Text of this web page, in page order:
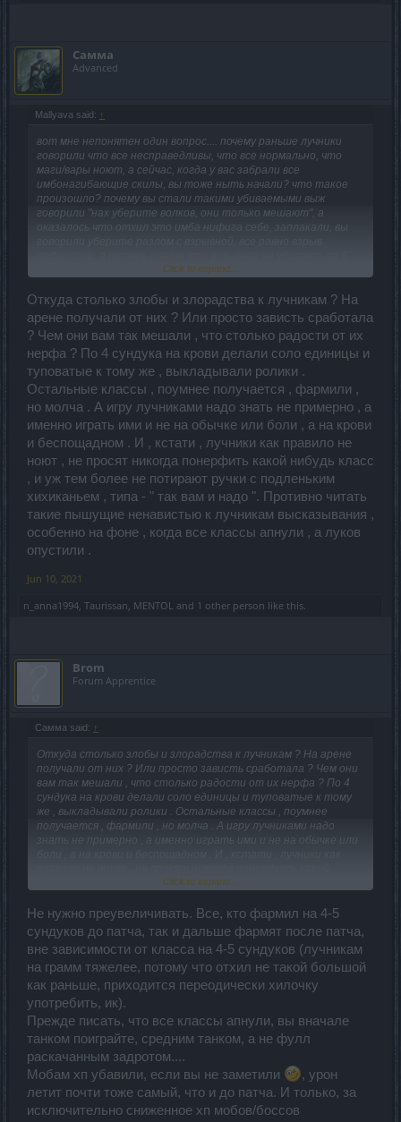
Самма
Advanced
Mallyava said: ↑
вот мне непонятен один вопрос.... почему раньше лучники
говорили что все несправедливы, что все нормально, что
маги/вары ноют, а сейчас, когда у вас забрали все
имбонагибающие скилы, вы тоже ныть начали? что такое
произошло? почему вы стали такими убиваемыми выж
говорили "нах уберите волков, они только мешают", а
оказалось что отхил это имба нифига себе, заплакали, вы
лет играя за мага, я примерно знаю механику игры за
просто привели к общему знаменателю с остальными
классами, и не переживайте, это не последние правки не
только у лучников, а и у всех остальных классов, все равно
лучники будут нагибать рандом (примерно как было раньше
на одного мага/гнома/вара нагибающего будет приходится
где-то 3-4 лучника)
Click to expand...
Откуда столько злобы и злорадства к лучникам ? На
арене получали от них ? Или просто зависть сработала
? Чем они вам так мешали , что столько радости от их
нерфа ? По 4 сундука на крови делали соло единицы и
туповатые к тому же , выкладывали ролики .
Остальные классы , поумнее получается , фармили ,
но молча . А игру лучниками надо знать не примерно , а
именно играть ими и не на обычке или боли , а на крови
и беспощадном . И , кстати , лучники как правило не
ноют , не просят никогда понерфить какой нибудь класс
, и уж тем более не потирают ручки с подленьким
хихиканьем , типа - " так вам и надо ". Противно читать
такие пышущие ненавистью к лучникам высказывания ,
особенно на фоне , когда все классы апнули , а луков
опустили .
Jun 10, 2021
n_anna1994, Taurissan, MENTOL and 1 other person like this.
Brom
Forum Apprentice
Самма said: ↑
Откуда столько злобы и злорадства к лучникам ? На арене
получали от них ? Или просто зависть сработала ? Чем они
вам так мешали , что столько радости от их нерфа ? По 4
сундука на крови делали соло единицы и туповатые к тому
же , выкладывали ролики . Остальные классы , поумнее
получается , фармили , но молча . А игру лучниками надо
знать не примерно , а именно играть ими и не на обычке или
нибудь класс , и уж тем более не потирают ручки с
читать такие пышущие ненавистью к лучникам
высказывания , особенно на фоне , когда все классы апнули , а
луков опустили .
Click to expand...
Не нужно преувеличивать. Все, кто фармил на 4-5
сундуков до патча, так и дальше фармят после патча,
вне зависимости от класса на 4-5 сундуков (лучникам
на грамм тяжелее, потому что отхил не такой большой
как раньше, приходится переодически хилочку
употребить, ик).
Прежде писать, что все классы апнули, вы вначале
танком поиграйте, средним танком, а не фулл
раскачанным задротом....
Мобам хп убавили, если вы не заметили
, урон
летит почти тоже самый, что и до патча. И только, за
исключительно сниженное хп мобов/боссов